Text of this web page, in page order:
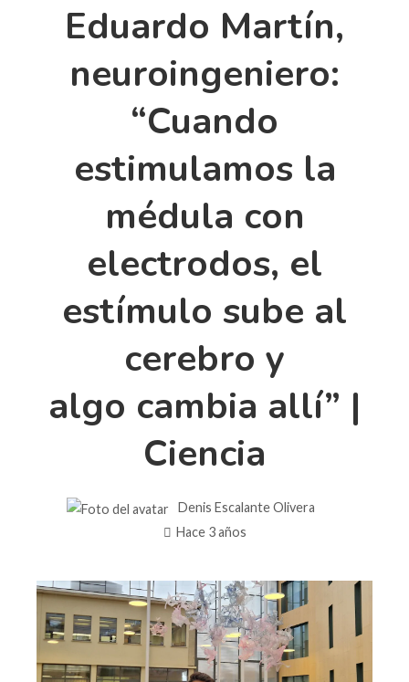
Eduardo Martín,
neuroingeniero:
“Cuando
estimulamos la
médula con
electrodos, el
estímulo sube al
cerebro y
algo cambia allí” |
Ciencia
Denis Escalante Olivera
Hace 3 años